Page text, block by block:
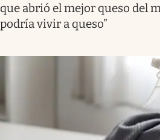
que abrió el mejor queso del
podría vivir a queso”